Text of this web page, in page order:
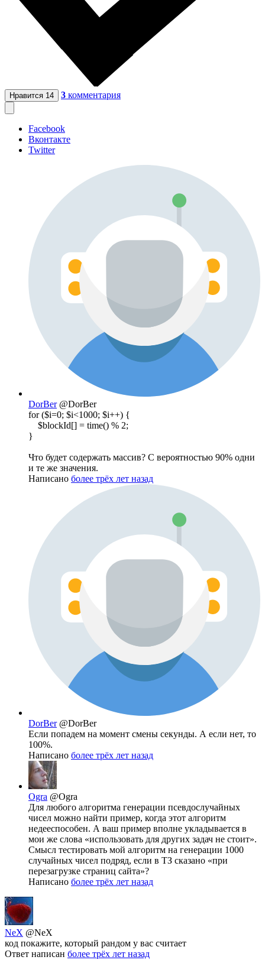
Нравится 14 3 комментария
Facebook
Вконтакте
Twitter
DorBer @DorBer
for ($i=0; $i<1000; $i++) {
$blockId[] = time() % 2;
}
Что будет содержать массив? С вероятностью 90% одни
и те же значения.
Написано более трёх лет назад
DorBer @DorBer
Если попадем на момент смены секунды. А если нет, то
100%.
Написано более трёх лет назад
Ogra @Ogra
Для любого алгоритма генерации псевдослучайных
чисел можно найти пример, когда этот алгоритм
недееспособен. А ваш пример вполне укладывается в
мои же слова «использовать для других задач не стоит».
Смысл тестировать мой алгоритм на генерации 1000
случайных чисел подряд, если в ТЗ сказано «при
перезагрузке страниц сайта»?
Написано более трёх лет назад
NeX @NeX
код покажите, который рандом у вас считает
Ответ написан более трёх лет назад